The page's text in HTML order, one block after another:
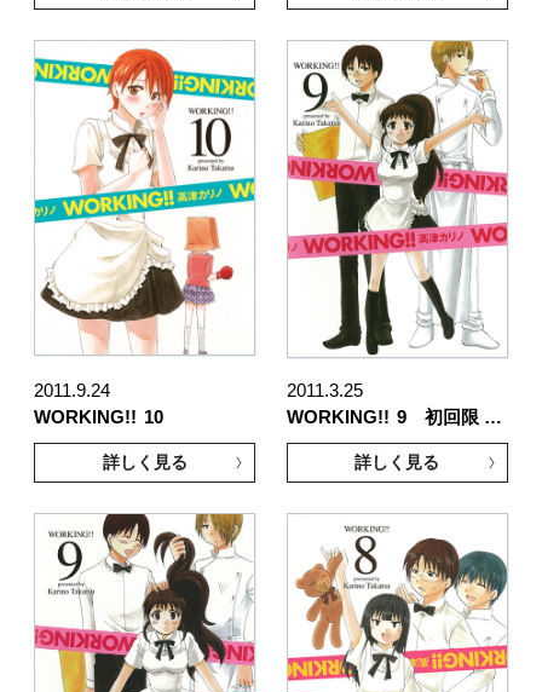
2011.9.24
WORKING!! 10
詳しく見る
2011.3.25
WORKING!! 9 初回限 …
詳しく見る